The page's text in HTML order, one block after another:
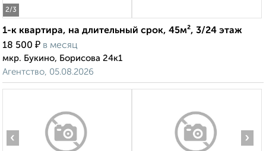
2/3
1-к квартира, на длительный срок, 45м², 3/24 этаж
18 500 ₽ в месяц
мкр. Букино, Борисова 24к1
Агентство, 05.08.2026
‹ ›